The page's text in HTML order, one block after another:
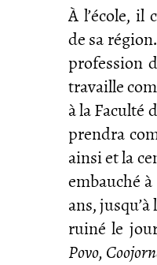
À l’école, il
de sa
profession
travaille
à la Faculté
prendra
ainsi et la
embauché à
ans,
ruiné le
Povo,